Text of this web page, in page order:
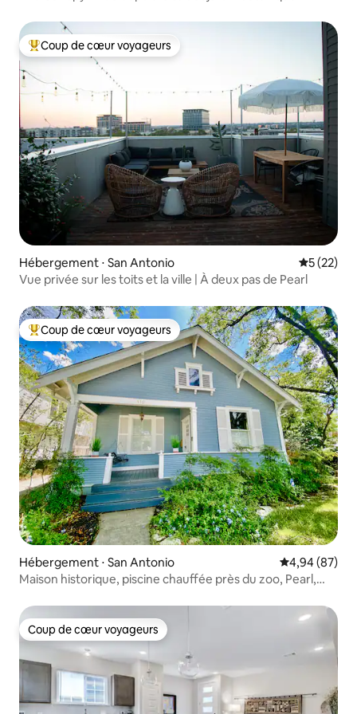
Coups de cœur voyageurs les plus appréciés
Coup de cœur voyageurs
Hébergement ⋅ San Antonio
5 (22)
Vue privée sur les toits et la ville | À deux pas de Pearl
Coups de cœur voyageurs les plus appréciés
Coup de cœur voyageurs
Hébergement ⋅ San Antonio Évaluation
4,94 (87)
Maison historique, piscine chauffée près du zoo, Pearl,
Coup de cœur voyageurs
Coup de cœur voyageurs